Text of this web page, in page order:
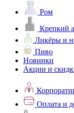
Ром
Крепкий
Ликёры и
Пиво
Новинки
Акции и
Оплата и